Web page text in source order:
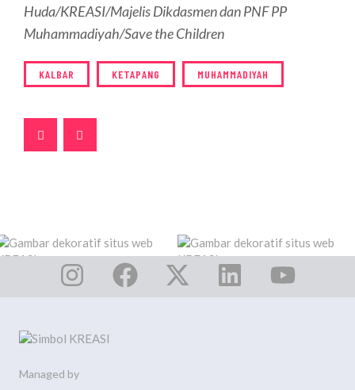
Huda/KREASI/Majelis Dikdasmen dan PNF PP
Muhammadiyah/Save the Children
KALBAR KETAPANG MUHAMMADIYAH
Managed by